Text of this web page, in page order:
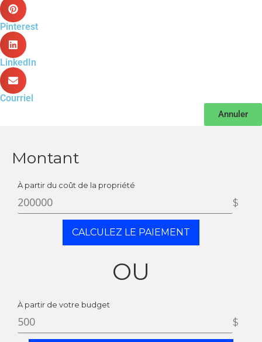
Pinterest
LinkedIn
Courriel
Annuler
Montant
À partir du coût de la propriété
$
CALCULEZ LE PAIEMENT
OU
À partir de votre budget
$